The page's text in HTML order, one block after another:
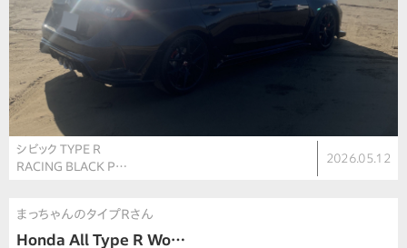
シビック TYPE R
RACING BLACK P…
2026.05.12
まっちゃんのタイプＲさん
Honda All Type R Wo…